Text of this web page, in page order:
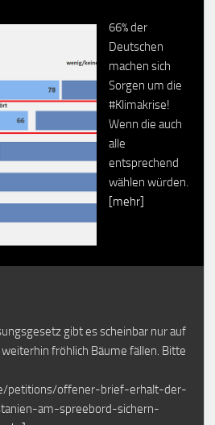
66% der
Deutschen
machen sich
Sorgen um die
#Klimakrise!
Wenn die auch
alle
entsprechend
wählen würden.
[mehr]
gibt es scheinbar nur auf
fröhlich Bäume fällen. Bitte
petitions/offener-brief-erhalt-der-
am-spreebord-sichern-